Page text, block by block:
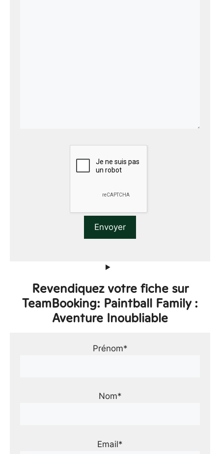
Revendiquez votre fiche sur
TeamBooking: Paintball Family :
Aventure Inoubliable
Prénom*
Nom*
Email*